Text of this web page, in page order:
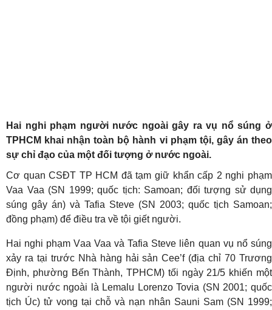
Hai nghi phạm người nước ngoài gây ra vụ nổ súng ở
TPHCM khai nhận toàn bộ hành vi phạm tội, gây án theo
sự chỉ đạo của một đối tượng ở nước ngoài.
Cơ quan CSĐT TP HCM đã tạm giữ khẩn cấp 2 nghi phạm
Vaa Vaa (SN 1999; quốc tịch: Samoan; đối tượng sử dụng
súng gây án) và Tafia Steve (SN 2003; quốc tịch Samoan;
đồng phạm) để điều tra về tội giết người.
Hai nghi phạm Vaa Vaa và Tafia Steve liên quan vụ nổ súng
xảy ra tại trước Nhà hàng hải sản Cee’f (địa chỉ 70 Trương
Định, phường Bến Thành, TPHCM) tối ngày 21/5 khiến một
người nước ngoài là Lemalu Lorenzo Tovia (SN 2001; quốc
tịch Úc) tử vong tại chỗ và nạn nhân Sauni Sam (SN 1999;